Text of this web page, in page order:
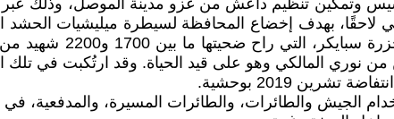
لاحقًا، بهدف إخضاع المحافظة لسيطرة ميليشيات
يُعدّ المالكي
من نوري المالكي وهو على قيد الحياة. وقد ارتُكبت في تلك